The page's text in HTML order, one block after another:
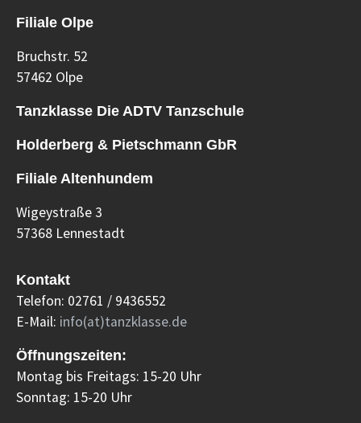
Filiale Olpe
Bruchstr. 52
57462 Olpe
Tanzklasse Die ADTV Tanzschule
Holderberg & Pietschmann GbR
Filiale Altenhundem
Wigeystraße 3
57368 Lennestadt
Kontakt
Telefon: 02761 / 9436552
E-Mail: info(at)tanzklasse.de
Öffnungszeiten:
Montag bis Freitags: 15-20 Uhr
Sonntag: 15-20 Uhr